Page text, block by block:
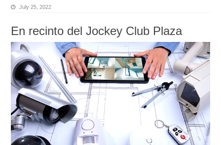
July 25, 2022
En recinto del Jockey Club Plaza